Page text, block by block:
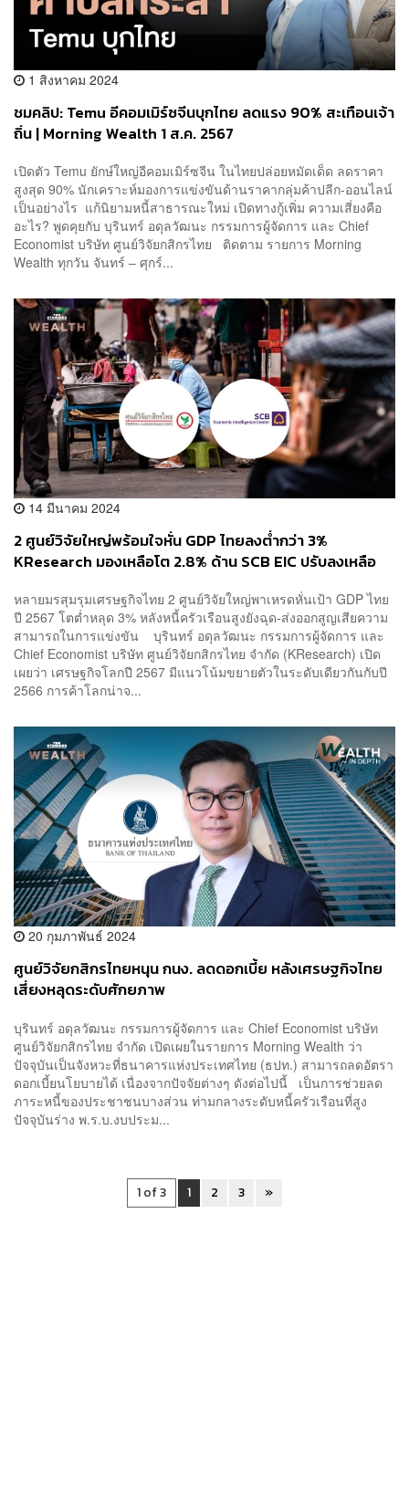
1 สิงหาคม 2024
ชมคลิป: Temu อีคอมเมิร์ซจีนบุกไทย ลดแรง 90% สะเทือนเจ้า
ถิ่น | Morning Wealth 1 ส.ค. 2567
เปิดตัว Temu ยักษ์ใหญ่อีคอมเมิร์ซจีน ในไทยปล่อยหมัดเด็ด ลดราคา
สูงสุด 90% นักเคราะห์มองการแข่งขันด้านราคากลุ่มค้าปลีก-ออนไลน์
เป็นอย่างไร ‌ แก้นิยามหนี้สาธารณะใหม่ เปิดทางกู้เพิ่ม ความเสี่ยงคือ
อะไร? พูดคุยกับ บุรินทร์ อดุลวัฒนะ กรรมการผู้จัดการ และ Chief
Economist บริษัท ศูนย์วิจัยกสิกรไทย ติดตาม รายการ Morning
Wealth ทุกวัน จันทร์ – ศุกร์...
14 มีนาคม 2024
2 ศูนย์วิจัยใหญ่พร้อมใจหั่น GDP ไทยลงต่ำกว่า 3%
KResearch มองเหลือโต 2.8% ด้าน SCB EIC ปรับลงเหลือ
หลายมรสุมรุมเศรษฐกิจไทย 2 ศูนย์วิจัยใหญ่พาเหรดหั่นเป้า GDP ไทย
ปี 2567 โตต่ำหลุด 3% หลังหนี้ครัวเรือนสูงยังฉุด-ส่งออกสูญเสียความ
สามารถในการแข่งขัน บุรินทร์ อดุลวัฒนะ กรรมการผู้จัดการ และ
Chief Economist บริษัท ศูนย์วิจัยกสิกรไทย จำกัด (KResearch) เปิด
เผยว่า เศรษฐกิจโลกปี 2567 มีแนวโน้มขยายตัวในระดับเดียวกันกับปี
2566 การค้าโลกน่าจ...
20 กุมภาพันธ์ 2024
ศูนย์วิจัยกสิกรไทยหนุน กนง. ลดดอกเบี้ย หลังเศรษฐกิจไทย
เสี่ยงหลุดระดับศักยภาพ
บุรินทร์ อดุลวัฒนะ กรรมการผู้จัดการ และ Chief Economist บริษัท
ศูนย์วิจัยกสิกรไทย จำกัด เปิดเผยในรายการ Morning Wealth ว่า
ปัจจุบันเป็นจังหวะที่ธนาคารแห่งประเทศไทย (ธปท.) สามารถลดอัตรา
ดอกเบี้ยนโยบายได้ เนื่องจากปัจจัยต่างๆ ดังต่อไปนี้ เป็นการช่วยลด
ภาระหนี้ของประชาชนบางส่วน ท่ามกลางระดับหนี้ครัวเรือนที่สูง
ปัจจุบันร่าง พ.ร.บ.งบประม...
1 of 3 1 2 3 »